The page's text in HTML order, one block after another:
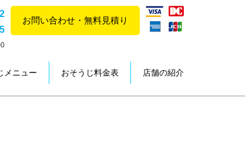
お問い合わせ・無料見積り
メニュー おそうじ料金表 店舗の紹介